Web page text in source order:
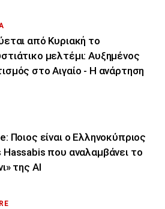
από Κυριακή το
μελτέμι: Αυξημένος
στο Αιγαίο - Η ανάρτηση
Ποιος είναι ο Ελληνοκύπριος
Hassabis που αναλαμβάνει το
της ΑΙ